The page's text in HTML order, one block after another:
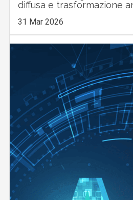
diffusa e trasformazione
31 Mar 2026